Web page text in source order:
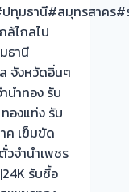
มธานี#สมุทรสาคร#
ล้ไกลไป
ธานี
จังหวัดอิ่นๆ
นำทอง รับ
องแท่ง รับ
ค เข็มขัด
จำนำเพชร
รับซื้อ